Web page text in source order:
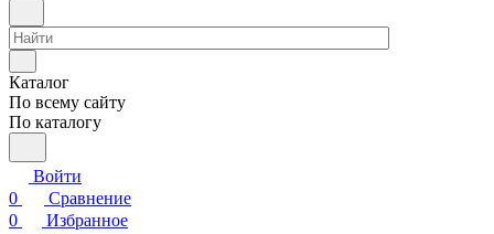
Каталог
По всему сайту
По каталогу
Войти
0
Сравнение
0
Избранное